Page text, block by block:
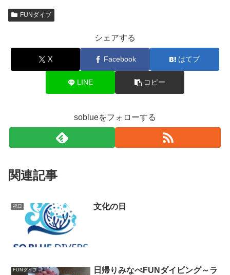
FUNダイブ
シェアする
X Facebook はてブ
LINE コピー
soblueをフォローする
関連記事
祝日 文化の日
FUNダイブ
日帰りみなべFUNダイビング～ラ